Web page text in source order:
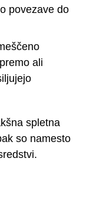
povezave do
ali
spletna
so namesto